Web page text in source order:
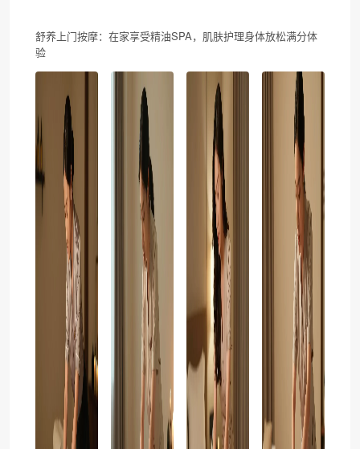
舒养上门按摩：在家享受精油SPA，肌肤护理身体放松满分体
验